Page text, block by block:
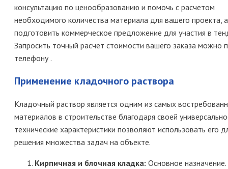
консультацию по ценообразованию и помочь с расчетом
необходимого количества материала для вашего проекта,
подготовить коммерческое предложение для участия в
Запросить точный расчет стоимости вашего заказа можно
телефону .
Применение кладочного раствора
Кладочный раствор является одним из самых
материалов в строительстве благодаря своей
технические характеристики позволяют использовать его
решения множества задач на объекте.
Кирпичная и блочная кладка: Основное назначение.